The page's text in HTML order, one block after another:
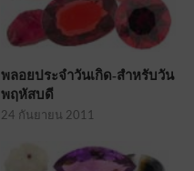
พลอยประจำวันเกิด-สำหรับวัน
พฤหัสบดี
24 กันยายน 2011